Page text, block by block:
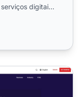
digitais.